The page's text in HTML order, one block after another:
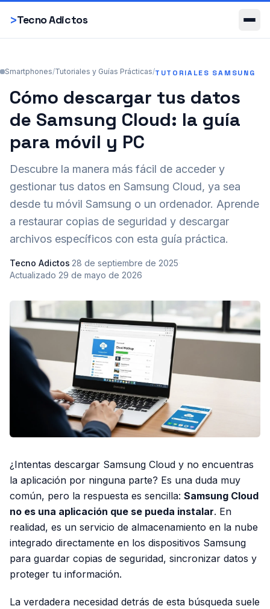
>Tecno Adictos
Smartphones
Smartphones/Tutoriales y Guías Prácticas/TUTORIALES SAMSUNG
Cómo descargar tus datos
de Samsung Cloud: la guía
para móvil y PC
Descubre la manera más fácil de acceder y
gestionar tus datos en Samsung Cloud, ya sea
desde tu móvil Samsung o un ordenador. Aprende
a restaurar copias de seguridad y descargar
archivos específicos con esta guía práctica.
Tecno Adictos·28 de septiembre de 2025·
Actualizado 29 de mayo de 2026
¿Intentas descargar Samsung Cloud y no encuentras
la aplicación por ninguna parte? Es una duda muy
común, pero la respuesta es sencilla: Samsung Cloud
no es una aplicación que se pueda instalar. En
realidad, es un servicio de almacenamiento en la nube
integrado directamente en los dispositivos Samsung
para guardar copias de seguridad, sincronizar datos y
proteger tu información.
La verdadera necesidad detrás de esta búsqueda suele